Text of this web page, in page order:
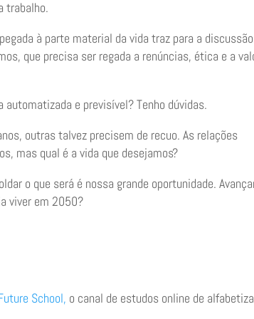
trabalho.
à parte material da vida traz para a
que precisa ser regada a renúncias, ética e a
automatizada e previsível? Tenho dúvidas.
outras talvez precisem de recuo. As relações
mas qual é a vida que desejamos?
o que será é nossa grande oportunidade.
viver em 2050?
School, o canal de estudos online de